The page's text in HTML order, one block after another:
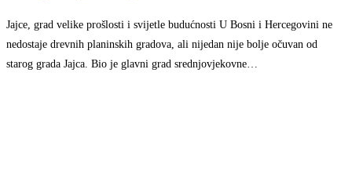
Jajce, grad velike prošlosti i svijetle budućnosti U Bosni i Hercegovini ne
nedostaje drevnih planinskih gradova, ali nijedan nije bolje očuvan od
starog grada Jajca. Bio je glavni grad srednjovjekovne…